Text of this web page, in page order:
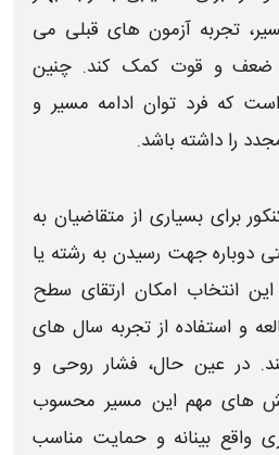
تجربه آزمون های قبلی می
ضعف و قوت کمک کند. چنین
که فرد توان ادامه مسیر و
را داشته باشد.
برای بسیاری از متقاضیان به
دوباره جهت رسیدن به رشته یا
انتخاب امکان ارتقای سطح
و استفاده از تجربه سال های
در عین حال، فشار روحی و
های مهم این مسیر محسوب
واقع بینانه و حمایت مناسب